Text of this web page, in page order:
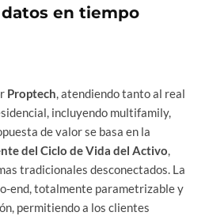
datos en tiempo
Proptech, atendiendo tanto al real
incluyendo multifamily,
de valor se basa en la
del Ciclo de Vida del Activo,
tradicionales desconectados. La
end, totalmente parametrizable y
permitiendo a los clientes